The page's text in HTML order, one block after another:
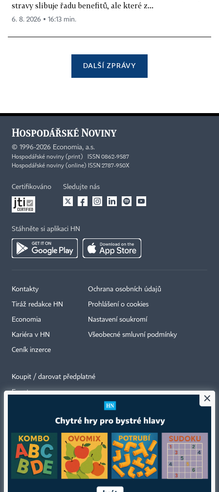
stravy slibuje řadu benefitů, ale které z...
6. 8. 2026 ▪ 16:13 min.
DALŠÍ ZPRÁVY
© 1996-2026 Economia, a.s.
Hospodářské noviny (print) ISSN 0862-9587
Hospodářské noviny (online) ISSN 2787-950X
Certifikováno Sledujte nás
Stáhněte si aplikaci HN
Kontakty
Tiráž redakce HN
Economia
Kariéra v HN
Ceník inzerce
Ochrana osobních údajů
Prohlášení o cookies
Nastavení soukromí
Všeobecné smluvní podmínky
Koupit / darovat předplatné
Eventy
Autorská práva vykonává vydavatel. Bez písemného svolení vydavatele je
zakázáno jakékoli užití částí nebo celku díla, zejména rozmnožování a šíření
jakýmkoli způsobem, mechanickým nebo elektronickým, v českém nebo
jiném jazyce. Bez souhlasu vydavatele je zakázáno též rozmnožování
×